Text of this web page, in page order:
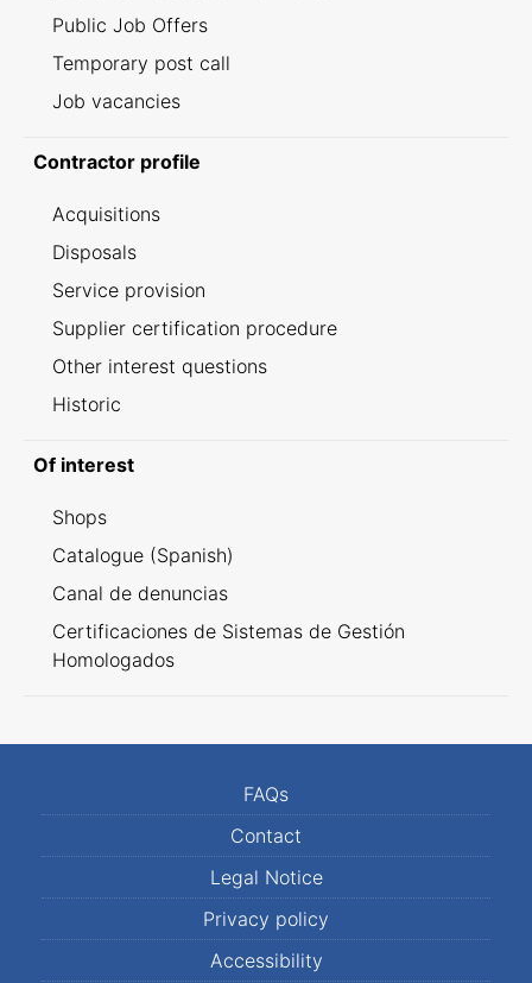
Public Job Offers
Temporary post call
Job vacancies
Contractor profile
Acquisitions
Disposals
Service provision
Supplier certification procedure
Other interest questions
Historic
Of interest
Shops
Catalogue (Spanish)
Canal de denuncias
Certificaciones de Sistemas de Gestión
Homologados
FAQs
Contact
Legal Notice
Privacy policy
Accessibility